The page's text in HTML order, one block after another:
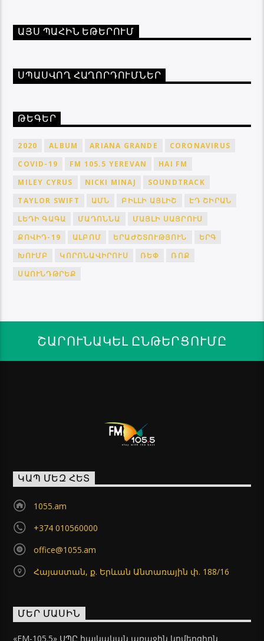
ԱՅՍ ՊԱՀԻՆ ԵԹԵՐՈՒՄ
ՍՊԱՍՎՈՂ ՀԱՂՈՐԴՈՒՄՆԵՐ
ԹԵԳԵՐ
2020 ALBUM ARIANA GRANDE
CORONAVIRUS
COVID-19
FM 105.5 YEREVAN
HAI FM
MILEY CYRUS
NICKI MINAJ
SOUNDTRACK
TAYLOR SWIFT
ԱՄՆ ԲԻԼԼԻ ԱՅԼԻՇ
ԷԴ ՇԻՐԱՆ
ԼԵԴԻ ԳԱԳԱ
ՄԱԴՈՆՆԱ
ՄԱՅԼԻ ՍԱՅՐՈՒՍ
ՔՈՎԻԴ-19
ԱԼԲՈՄ ԵՐԱԺՇՏՈՒԹՅՈՒՆ
ԵՐԳ
ԽՈՒՄԲ
ԿՈՐՈՆԱՎԻՐՈՒՍ ՌԵՓ
ՌՈՔ
ՍԱՈՒՆԴԹՐԵՔ
ՇԱՐՈՒՆԱԿԵԼ ԸՆԹԵՐՑՈՒՄԸ
ԿԱՊ ՄԵԶ ՀԵՏ
1055.am
+374 010560000
office@1055.am
Հայաստան, ք. Երևան Անտառային փ. 188/16
ՄԵՐ ՄԱՍԻՆ
«FM-105.5» ՍՊԸ հայկական առաջին կոմերցիոն